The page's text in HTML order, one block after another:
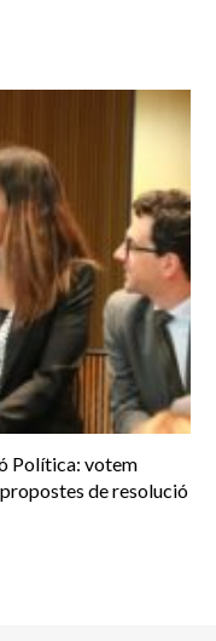
Política: votem
de resolució